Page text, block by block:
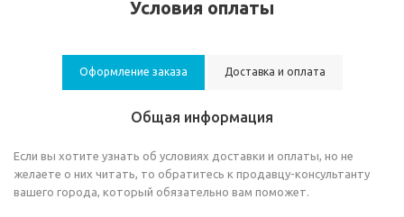
Условия оплаты
Оформление заказа Доставка и оплата
Общая информация
Если вы хотите узнать об условиях доставки и оплаты, но не
желаете о них читать, то обратитесь к продавцу-консультанту
вашего города, который обязательно вам поможет.